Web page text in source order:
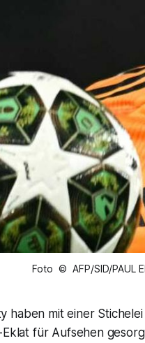
Foto © AFP/SID/PAUL
haben mit einer
für Aufsehen